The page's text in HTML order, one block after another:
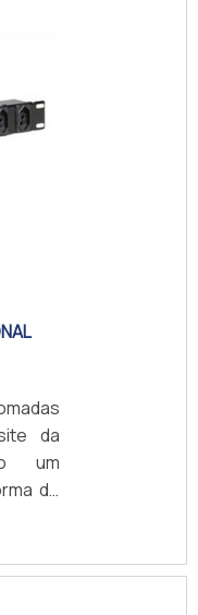
da
um
de
a
seu
é